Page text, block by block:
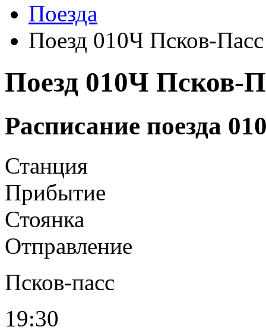
Поезда
Поезд 010Ч Псков-
Поезд 010Ч Псков-
Расписание поезда
Станция
Прибытие
Стоянка
Отправление
Псков-пасс
19:30